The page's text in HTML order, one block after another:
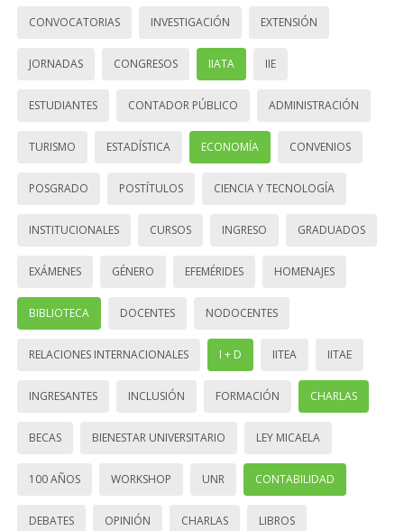
CONVOCATORIAS INVESTIGACIÓN EXTENSIÓN
JORNADAS CONGRESOS IIATA IIE
ESTUDIANTES CONTADOR PÚBLICO ADMINISTRACIÓN
TURISMO ESTADÍSTICA ECONOMÍA CONVENIOS
POSGRADO POSTÍTULOS CIENCIA Y TECNOLOGÍA
INSTITUCIONALES CURSOS INGRESO GRADUADOS
EXÁMENES GÉNERO EFEMÉRIDES HOMENAJES
BIBLIOTECA DOCENTES NODOCENTES
RELACIONES INTERNACIONALES I + D IITEA IITAE
INGRESANTES INCLUSIÓN FORMACIÓN CHARLAS
BECAS BIENESTAR UNIVERSITARIO LEY MICAELA
100 AÑOS WORKSHOP UNR CONTABILIDAD
DEBATES OPINIÓN CHARLAS LIBROS